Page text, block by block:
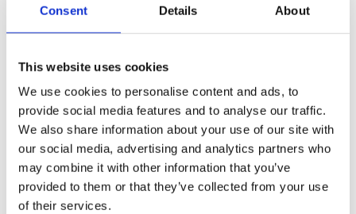
Consent Details About
This website uses cookies
We use cookies to personalise content and ads, to
provide social media features and to analyse our traffic.
We also share information about your use of our site with
our social media, advertising and analytics partners who
may combine it with other information that you’ve
provided to them or that they’ve collected from your use
of their services.
Bewaar mijn naam, e-mailadres en website
in deze browser voor de volgende keer dat ik
reageer.